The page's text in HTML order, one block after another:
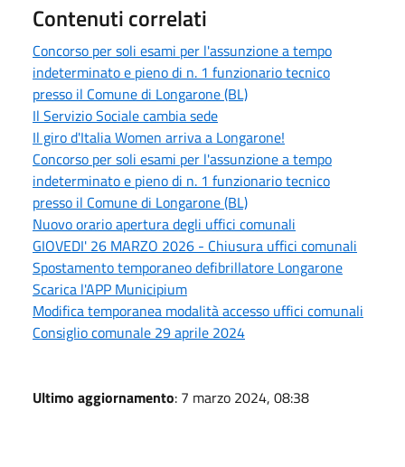
Contenuti correlati
Concorso per soli esami per l'assunzione a tempo
indeterminato e pieno di n. 1 funzionario tecnico
presso il Comune di Longarone (BL)
Il Servizio Sociale cambia sede
Il giro d'Italia Women arriva a Longarone!
Concorso per soli esami per l'assunzione a tempo
indeterminato e pieno di n. 1 funzionario tecnico
presso il Comune di Longarone (BL)
Nuovo orario apertura degli uffici comunali
GIOVEDI' 26 MARZO 2026 - Chiusura uffici comunali
Spostamento temporaneo defibrillatore Longarone
Scarica l'APP Municipium
Modifica temporanea modalità accesso uffici comunali
Consiglio comunale 29 aprile 2024
Ultimo aggiornamento: 7 marzo 2024, 08:38